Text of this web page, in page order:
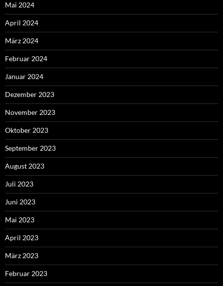
Mai 2024
April 2024
März 2024
Februar 2024
Januar 2024
Dezember 2023
November 2023
Oktober 2023
September 2023
August 2023
Juli 2023
Juni 2023
Mai 2023
April 2023
März 2023
Februar 2023